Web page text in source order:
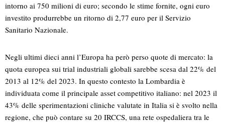
intorno ai 750 milioni di euro; secondo le stime fornite, ogni euro
investito produrrebbe un ritorno di 2,77 euro per il Servizio
Sanitario Nazionale.
Negli ultimi dieci anni l’Europa ha però perso quote di mercato: la
quota europea sui trial industriali globali sarebbe scesa dal 22% del
2013 al 12% del 2023. In questo contesto la Lombardia è
individuata come il principale asset competitivo italiano: nel 2023 il
43% delle sperimentazioni cliniche valutate in Italia si è svolto nella
regione, che può contare su 20 IRCCS, una rete ospedaliera tra le